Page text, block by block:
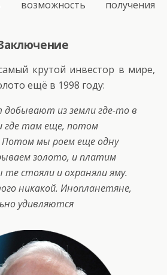
возможность получения
крутой инвестор в мире,
ещё в 1998 году:
из земли где-то в
где там еще, потом
мы роем еще одну
золото, и платим
стояли и охраняли яму.
никакой. Инопланетяне,
удивляются